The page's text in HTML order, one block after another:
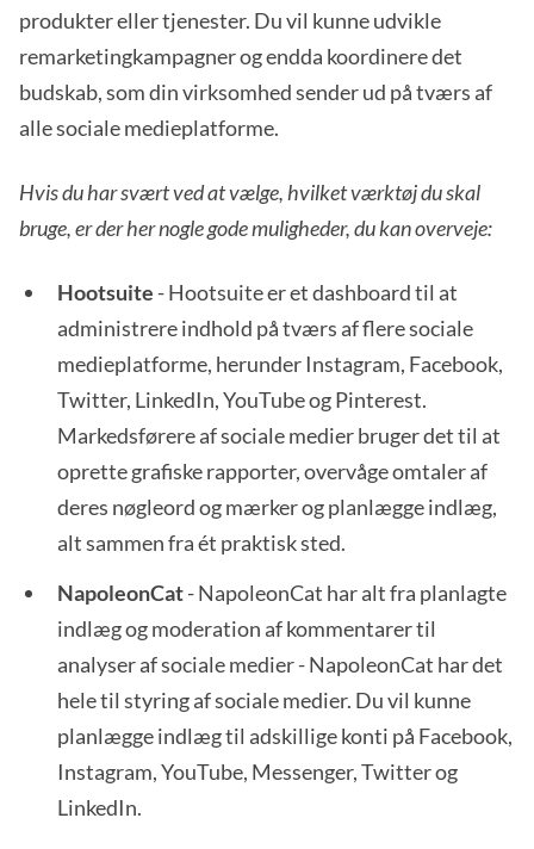
produkter eller tjenester. Du vil kunne udvikle
remarketingkampagner og endda koordinere det
budskab, som din virksomhed sender ud på tværs af
alle sociale medieplatforme.
Hvis du har svært ved at vælge, hvilket værktøj du skal
bruge, er der her nogle gode muligheder, du kan overveje:
Hootsuite - Hootsuite er et dashboard til at
administrere indhold på tværs af flere sociale
medieplatforme, herunder Instagram, Facebook,
Twitter, LinkedIn, YouTube og Pinterest.
Markedsførere af sociale medier bruger det til at
oprette grafiske rapporter, overvåge omtaler af
deres nøgleord og mærker og planlægge indlæg,
alt sammen fra ét praktisk sted.
NapoleonCat- NapoleonCat har alt fra planlagte
indlæg og moderation af kommentarer til
analyser af sociale medier - NapoleonCat har det
hele til styring af sociale medier. Du vil kunne
planlægge indlæg til adskillige konti på Facebook,
Instagram, YouTube, Messenger, Twitter og
LinkedIn.